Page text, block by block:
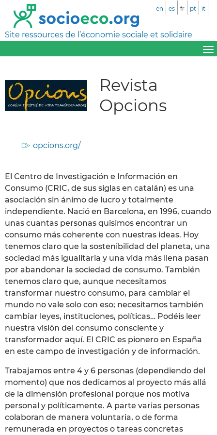
Site ressources de l’économie sociale et solidaire
en es fr pt it
Revista
Opcions
opcions.org/
El Centro de Investigación e Información en
Consumo (CRIC, de sus siglas en catalán) es una
asociación sin ánimo de lucro y totalmente
independiente. Nació en Barcelona, en 1996, cuando
unas cuantas personas quisimos encontrar un
consumo más coherente con nuestras ideas. Hoy
tenemos claro que la sostenibilidad del planeta, una
sociedad más igualitaria y una vida más llena pasan
por abandonar la sociedad de consumo. También
tenemos claro que, aunque necesitamos
transformar nuestro consumo, para cambiar el
mundo no vale solo con eso; necesitamos también
cambiar leyes, instituciones, políticas… Podéis leer
nuestra visión del consumo consciente y
transformador aquí. El CRIC es pionero en España
en este campo de investigación y de información.
Trabajamos entre 4 y 6 personas (dependiendo del
momento) que nos dedicamos al proyecto más allá
de la dimensión profesional porque nos motiva
personal y políticamente. A parte varias personas
colaboran de manera voluntaria, o de forma
remunerada en proyectos o tareas concretas